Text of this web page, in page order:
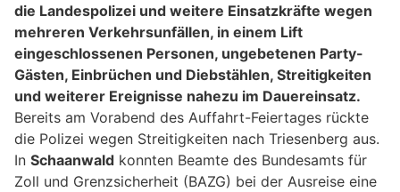
die Landespolizei und weitere Einsatzkräfte wegen
mehreren Verkehrsunfällen, in einem Lift
eingeschlossenen Personen, ungebetenen Party-
Gästen, Einbrüchen und Diebstählen, Streitigkeiten
und weiterer Ereignisse nahezu im Dauereinsatz.
Bereits am Vorabend des Auffahrt-Feiertages rückte
die Polizei wegen Streitigkeiten nach Triesenberg aus.
In Schaanwald konnten Beamte des Bundesamts für
Zoll und Grenzsicherheit (BAZG) bei der Ausreise eine